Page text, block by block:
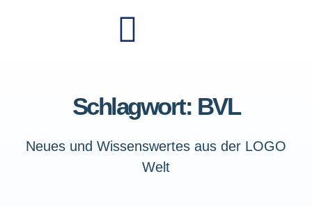
Schlagwort: BVL
Neues und Wissenswertes aus der LOGO
Welt